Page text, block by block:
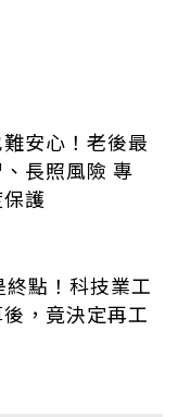
安心！老後最
長照風險 專
護
點！科技業工
，竟決定再工